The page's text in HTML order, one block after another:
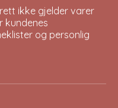
ikke gjelder varer
kundenes
og personlig